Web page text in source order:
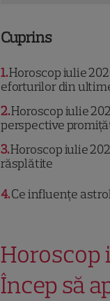
Cuprins
1Horoscop iulie
eforturilor din
2Horoscop iulie
perspective
3Horoscop iulie
răsplătite
4Ce influențe
Horoscop
Încep să